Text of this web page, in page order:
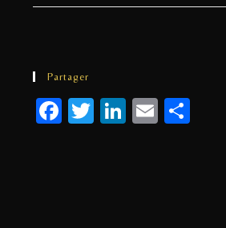
Partager
F
a
T
w
Li
n
E
m